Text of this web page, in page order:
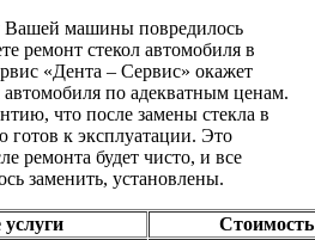
Вашей машины повредилось
ремонт стекол автомобиля в
«Дента – Сервис» окажет
автомобиля по адекватным ценам.
что после замены стекла в
готов к эксплуатации. Это
ремонта будет чисто, и все
заменить, установлены.
Стоимость